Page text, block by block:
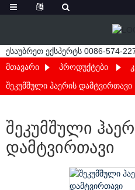
ესაუბრეთ ექსპერტს 0086-574-
ᲛᲗᲐᲕᲐᲠᲘ
ᲞᲠᲝᲓᲣᲥᲢᲔᲑᲘ
ᲨᲔᲙᲣᲛᲨᲣᲚᲘ ᲰᲐᲔᲠᲘᲡ ᲓᲐᲛᲢᲕᲘᲠᲗᲐᲕᲘ
ᲨᲔᲙᲣᲛᲨᲣᲚᲘ
ᲓᲐᲛᲢᲕᲘᲠᲗᲐᲕᲘ